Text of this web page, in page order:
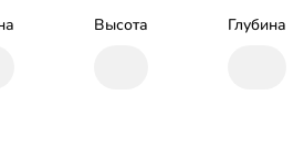
Высота Глубина